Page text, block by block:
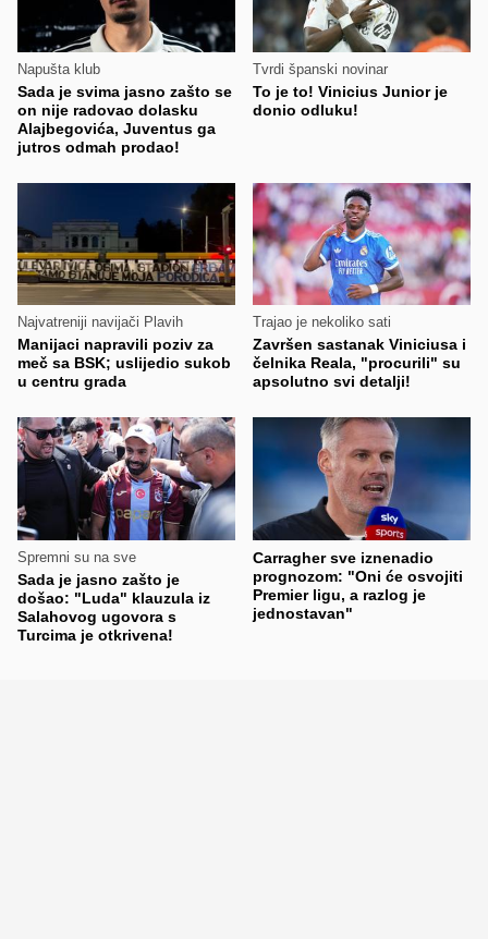
Napušta klub
Sada je svima jasno zašto se
on nije radovao dolasku
Alajbegovića, Juventus ga
jutros odmah prodao!
Tvrdi španski novinar
To je to! Vinicius Junior je
donio odluku!
Najvatreniji navijači Plavih
Manijaci napravili poziv za
meč sa BSK; uslijedio sukob
u centru grada
Trajao je nekoliko sati
Završen sastanak Viniciusa i
čelnika Reala, "procurili" su
apsolutno svi detalji!
Spremni su na sve
Sada je jasno zašto je
došao: "Luda" klauzula iz
Salahovog ugovora s
Turcima je otkrivena!
Carragher sve iznenadio
prognozom: "Oni će osvojiti
Premier ligu, a razlog je
jednostavan"